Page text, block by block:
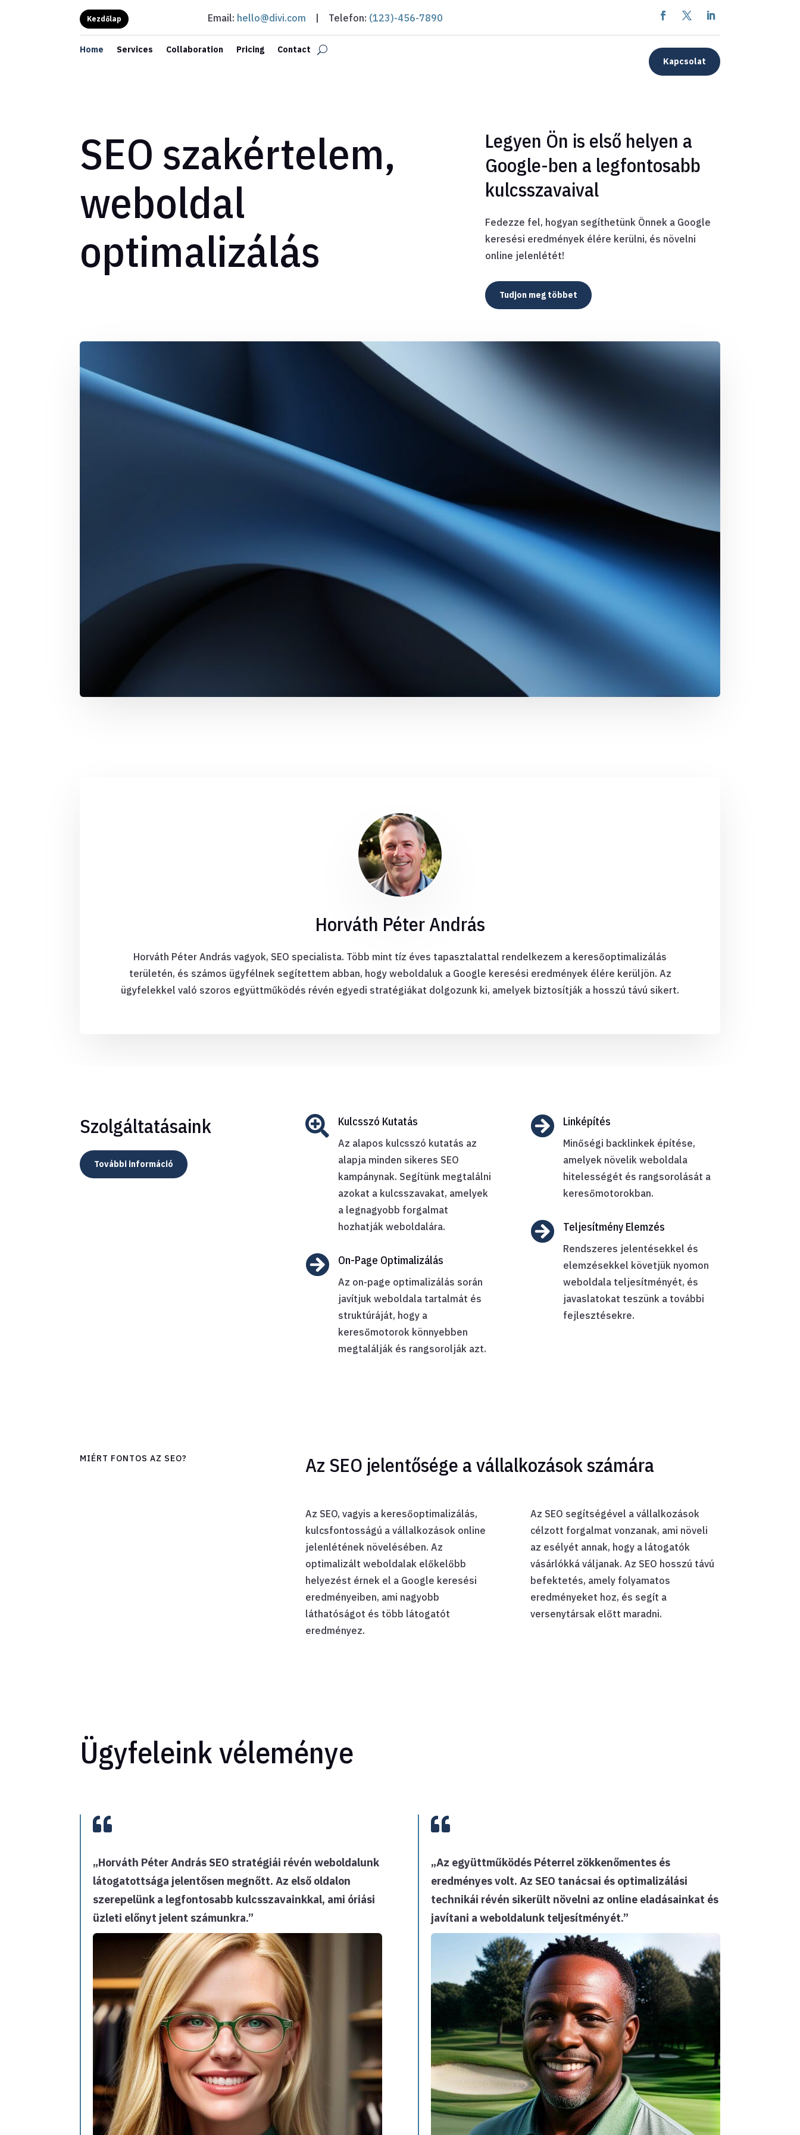
Kezdőlap Email: hello@divi.com | Telefon: (123)-456-7890
Home Services Collaboration Pricing
Contact
Kapcsolat
SEO szakértelem,
weboldal
optimalizálás
Legyen Ön is első helyen a
Google-ben a legfontosabb
kulcsszavaival
Fedezze fel, hogyan segíthetünk Önnek a Google
keresési eredmények élére kerülni, és növelni
online jelenlétét!
Tudjon meg többet
Horváth Péter András
Horváth Péter András vagyok, SEO specialista. Több mint tíz éves tapasztalattal rendelkezem a keresőoptimalizálás
területén, és számos ügyfélnek segítettem abban, hogy weboldaluk a Google keresési eredmények élére kerüljön. Az
ügyfelekkel való szoros együttműködés révén egyedi stratégiákat dolgozunk ki, amelyek biztosítják a hosszú távú sikert.
Szolgáltatásaink
További információ
 Kulcsszó Kutatás
Az alapos kulcsszó kutatás az
alapja minden sikeres SEO
kampánynak. Segítünk megtalálni
azokat a kulcsszavakat, amelyek
a legnagyobb forgalmat
hozhatják weboldalára.
 On-Page Optimalizálás
Az on-page optimalizálás során
javítjuk weboldala tartalmát és
struktúráját, hogy a
keresőmotorok könnyebben
megtalálják és rangsorolják azt.
 Linképítés
Minőségi backlinkek építése,
amelyek növelik weboldala
hitelességét és rangsorolását a
keresőmotorokban.
 Teljesítmény Elemzés
Rendszeres jelentésekkel és
elemzésekkel követjük nyomon
weboldala teljesítményét, és
javaslatokat teszünk a további
fejlesztésekre.
MIÉRT FONTOS AZ SEO? Az SEO jelentősége a vállalkozások számára
Az SEO, vagyis a keresőoptimalizálás,
kulcsfontosságú a vállalkozások online
jelenlétének növelésében. Az
optimalizált weboldalak előkelőbb
helyezést érnek el a Google keresési
eredményeiben, ami nagyobb
láthatóságot és több látogatót
eredményez.
Az SEO segítségével a vállalkozások
célzott forgalmat vonzanak, ami növeli
az esélyét annak, hogy a látogatók
vásárlókká váljanak. Az SEO hosszú távú
befektetés, amely folyamatos
eredményeket hoz, és segít a
versenytársak előtt maradni.
Ügyfeleink véleménye

„Horváth Péter András SEO stratégiái révén weboldalunk
látogatottsága jelentősen megnőtt. Az első oldalon
szerepelünk a legfontosabb kulcsszavainkkal, ami óriási
üzleti előnyt jelent számunkra.”

„Az együttműködés Péterrel zökkenőmentes és
eredményes volt. Az SEO tanácsai és optimalizálási
technikái révén sikerült növelni az online eladásainkat és
javítani a weboldalunk teljesítményét.”